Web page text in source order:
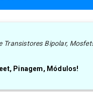
Bipolar,
Pinagem, Módulos!